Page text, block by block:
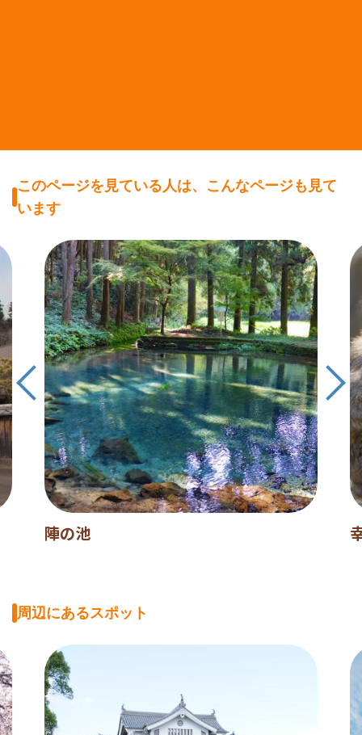
このページを見ている人は、こんなページも見て
います
陣の池
周辺にあるスポット